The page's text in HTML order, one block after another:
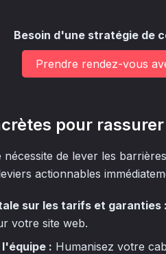
Besoin d'une stratégie de
Prendre rendez-vous
pour
de lever les
actionnables
sur les tarifs et garanties :
votre site web.
: Humanisez votre